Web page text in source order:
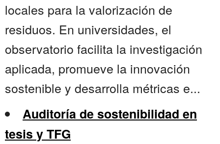
locales para la valorización de
residuos. En universidades, el
observatorio facilita la investigación
aplicada, promueve la innovación
sostenible y desarrolla métricas e...
Auditoría de sostenibilidad en
tesis y TFG